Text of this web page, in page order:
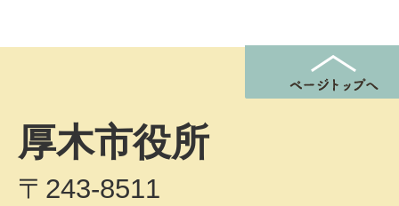
厚木市役所
〒243-8511